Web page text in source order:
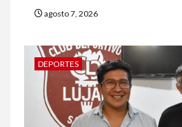
agosto 7, 2026
DEPORTES